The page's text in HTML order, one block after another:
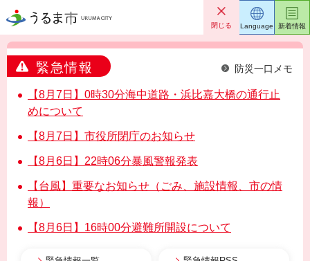
うるま市 閉じる
緊急情報 防災一口メモ
【8月7日】0時30分海中道路・浜比嘉大橋の通行止
めについて
【8月7日】市役所閉庁のお知らせ
【8月6日】22時06分暴風警報発表
【台風】重要なお知らせ（ごみ、施設情報、市の情
報）
【8月6日】16時00分避難所開設について
Language 新着情報